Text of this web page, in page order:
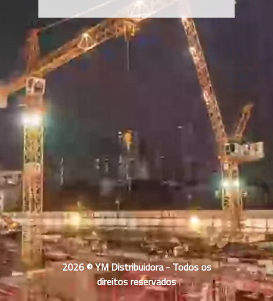
2026 © YM Distribuidora - Todos os
direitos reservados